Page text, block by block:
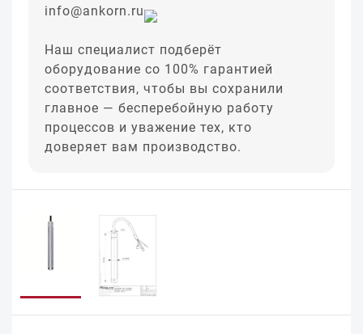
info@ankorn.ru
Наш специалист подберёт
оборудование со 100% гарантией
соответствия, чтобы вы сохранили
главное — бесперебойную работу
процессов и уважение тех, кто
доверяет вам производство.